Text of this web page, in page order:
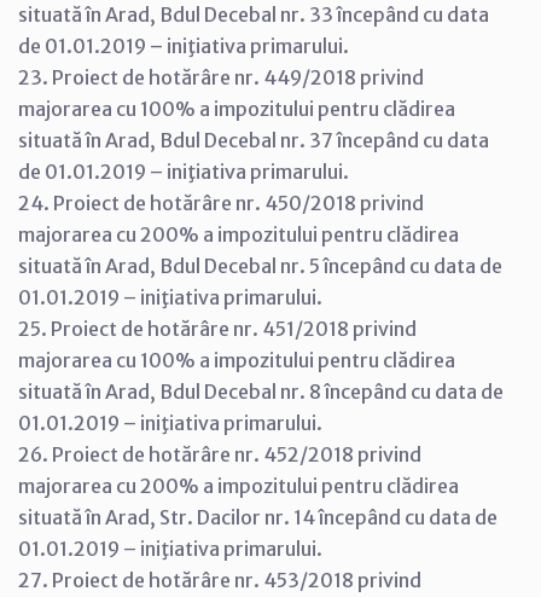
situată în Arad, Bdul Decebal nr. 33 începând cu data
de 01.01.2019 – iniţiativa primarului.
23. Proiect de hotărâre nr. 449/2018 privind
majorarea cu 100% a impozitului pentru clădirea
situată în Arad, Bdul Decebal nr. 37 începând cu data
de 01.01.2019 – iniţiativa primarului.
24. Proiect de hotărâre nr. 450/2018 privind
majorarea cu 200% a impozitului pentru clădirea
situată în Arad, Bdul Decebal nr. 5 începând cu data de
01.01.2019 – iniţiativa primarului.
25. Proiect de hotărâre nr. 451/2018 privind
majorarea cu 100% a impozitului pentru clădirea
situată în Arad, Bdul Decebal nr. 8 începând cu data de
01.01.2019 – iniţiativa primarului.
26. Proiect de hotărâre nr. 452/2018 privind
majorarea cu 200% a impozitului pentru clădirea
situată în Arad, Str. Dacilor nr. 14 începând cu data de
01.01.2019 – iniţiativa primarului.
27. Proiect de hotărâre nr. 453/2018 privind